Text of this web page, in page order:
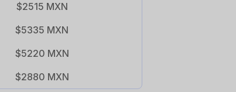
$2515 MXN
$5335 MXN
$5220 MXN
$2880 MXN